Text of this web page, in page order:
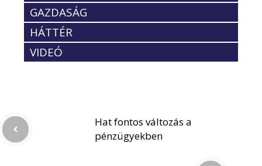
GAZDASÁG
HÁTTÉR
VIDEÓ
Hat fontos változás a
pénzügyekben